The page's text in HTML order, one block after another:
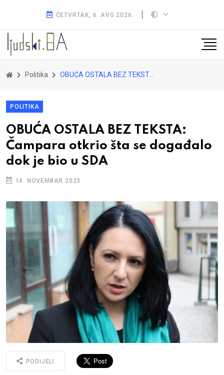
ČETVRTAK, 6. AVG 2026.
Politika OBUĆA OSTALA BEZ TEKSTA: Čampara otkrio šta se događalo dok je bio u SDA
POLITIKA
OBUĆA OSTALA BEZ TEKSTA:
Čampara otkrio šta se događalo
dok je bio u SDA
14. NOVEMBAR 2023.
PODIJELI